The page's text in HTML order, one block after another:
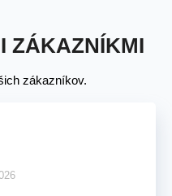
ZÁKAZNÍKMI
zákazníkov.